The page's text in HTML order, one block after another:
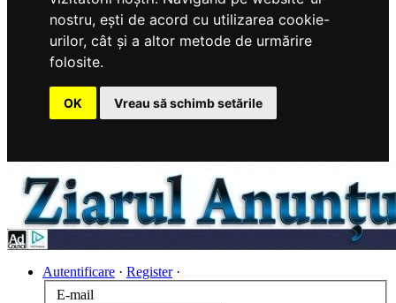
nostru, ești de acord cu utilizarea cookie-
urilor, cât și a altor metode de urmărire
folosite.
OK Vreau să schimb setările
Autentificare · Register ·
E-mail